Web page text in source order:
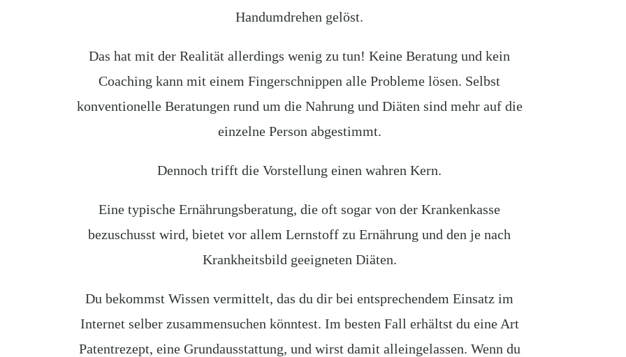
Handumdrehen gelöst.
Das hat mit der Realität allerdings wenig zu tun! Keine Beratung und kein
Coaching kann mit einem Fingerschnippen alle Probleme lösen. Selbst
konventionelle Beratungen rund um die Nahrung und Diäten sind mehr auf die
einzelne Person abgestimmt.
Dennoch trifft die Vorstellung einen wahren Kern.
Eine typische Ernährungsberatung, die oft sogar von der Krankenkasse
bezuschusst wird, bietet vor allem Lernstoff zu Ernährung und den je nach
Krankheitsbild geeigneten Diäten.
Du bekommst Wissen vermittelt, das du dir bei entsprechendem Einsatz im
Internet selber zusammensuchen könntest. Im besten Fall erhältst du eine Art
Patentrezept, eine Grundausstattung, und wirst damit alleingelassen. Wenn du